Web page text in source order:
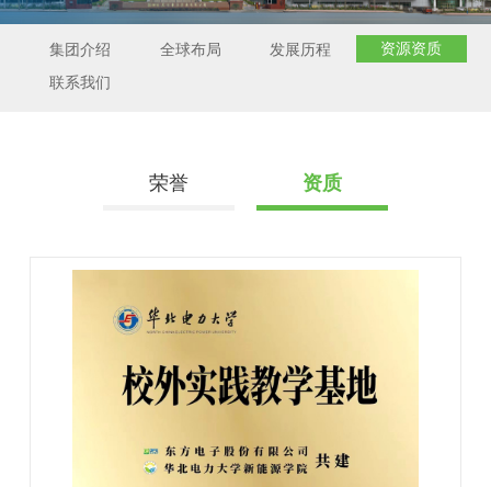
集团介绍 全球布局 发展历程 资源资质
联系我们
荣誉 资质